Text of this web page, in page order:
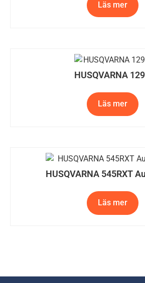
Läs mer
HUSQVARNA
Läs mer
HUSQVARNA 545RXT
Läs mer